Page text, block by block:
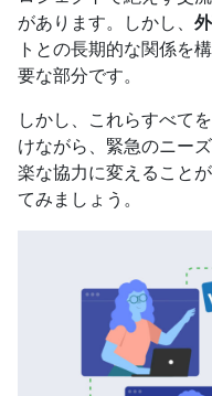
があります。しかし、
トとの長期的な関係を
要な部分です。
しかし、これらすべて
けながら、緊急のニー
楽な協力に変えること
てみましょう。